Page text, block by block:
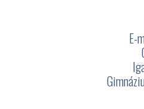
E-